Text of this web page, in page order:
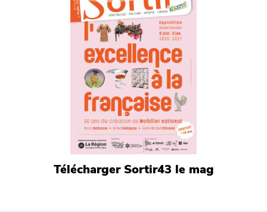
Télécharger Sortir43 le mag